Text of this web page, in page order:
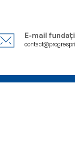
E-mail